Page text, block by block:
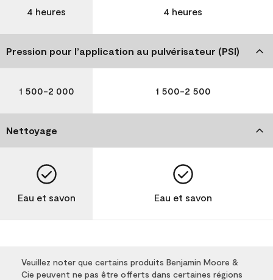
4 heures 4 heures
Pression pour l’application au pulvérisateur (PSI)
1 500-2 000 1 500-2 500
Nettoyage
Eau et savon Eau et savon
Veuillez noter que certains produits Benjamin Moore &
Cie peuvent ne pas être offerts dans certaines régions